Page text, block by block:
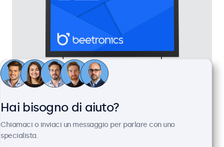
Monitor 24 Pollici Metallo
24HD7M
100+ pezzi disponibili
Hai bisogno di aiuto?
Chiamaci o inviaci un messaggio per parlare con uno
specialista.